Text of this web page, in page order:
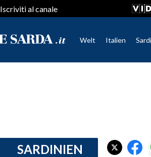
Iscriviti al canale
Welt Italien
SARDINIEN